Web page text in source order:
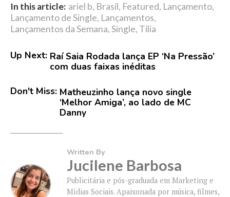
In this article: ariel b, Brasil, Featured, Lançamento,
Lançamento de Single, Lançamentos,
Lançamentos da Semana,Single, Tília
Up Next: Raí Saia Rodada lança EP ‘Na Pressão’
com duas faixas inéditas
Don't Miss: Matheuzinho lança novo single
‘Melhor Amiga’, ao lado de MC
Danny
Written By
Jucilene Barbosa
Publicitária e pós-graduada em Marketing e
Mídias Sociais. Apaixonada por música, filmes,